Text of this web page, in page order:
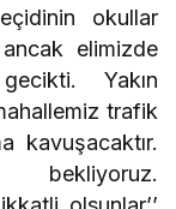
okullar
elimizde
Yakın
trafik
kavuşacaktır.
bekliyoruz.